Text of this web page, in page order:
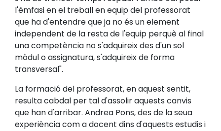
l'èmfasi en el treball en equip del professorat
que ha d'entendre que ja no és un element
independent de la resta de l'equip perquè al final
una competència no s'adquireix des d'un sol
mòdul o assignatura, s'adquireix de forma
transversal".
La formació del professorat, en aquest sentit,
resulta cabdal per tal d'assolir aquests canvis
que han d'arribar. Andrea Pons, des de la seua
experiència com a docent dins d'aquests estudis i